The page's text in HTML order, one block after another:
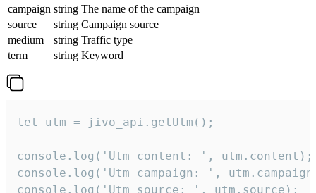
campaign string The name of the campaign
source
string Campaign source
medium
string Traffic type
term
string Keyword
let utm = jivo_api.getUtm();
console.log('Utm content: ', utm.content);
console.log('Utm campaign: ',
console.log('Utm source: ', utm.source);